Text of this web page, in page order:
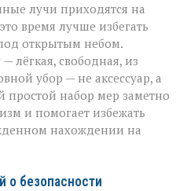
лучи приходятся на
время лучше избегать
открытым небом.
лёгкая, свободная, из
убор — не аксессуар, а
простой набор мер заметно
и помогает избежать
нахождении на
о безопасности